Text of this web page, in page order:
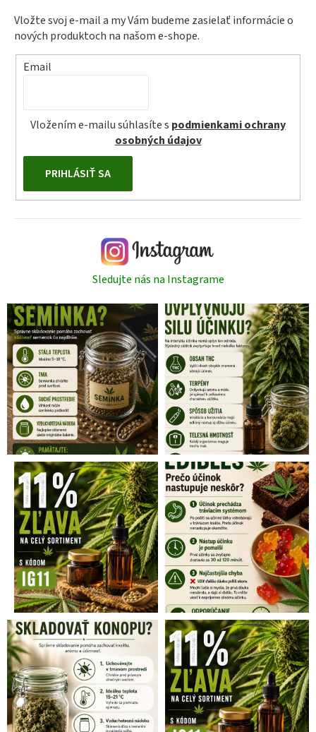
Vložte svoj e-mail a my Vám budeme zasielať informácie o
nových produktoch na našom e-shope.
Email
Vložením e-mailu súhlasíte s podmienkami ochrany
osobných údajov
PRIHLÁSIŤ SA
Sledujte nás na Instagrame